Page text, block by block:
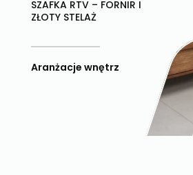
SZAFKA RTV – FORNIR I
ZŁOTY STELAŻ
Aranżacje wnętrz